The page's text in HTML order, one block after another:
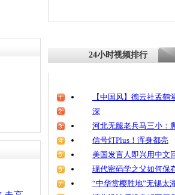
24小时视频排行
【中国风】德云社孟
深
河北无腿老兵马三小：
信号灯Plus！浑身都亮
美国发言人即兴用中文
现代密码学之父如何保
“中华赏樱胜地”无锡太